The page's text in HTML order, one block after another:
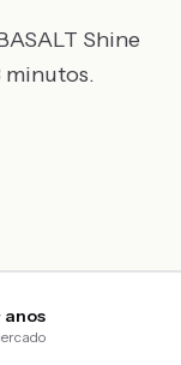
Shine
minutos.
anos